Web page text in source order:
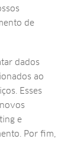
de
dados
ao
Esses
e
Por fim,